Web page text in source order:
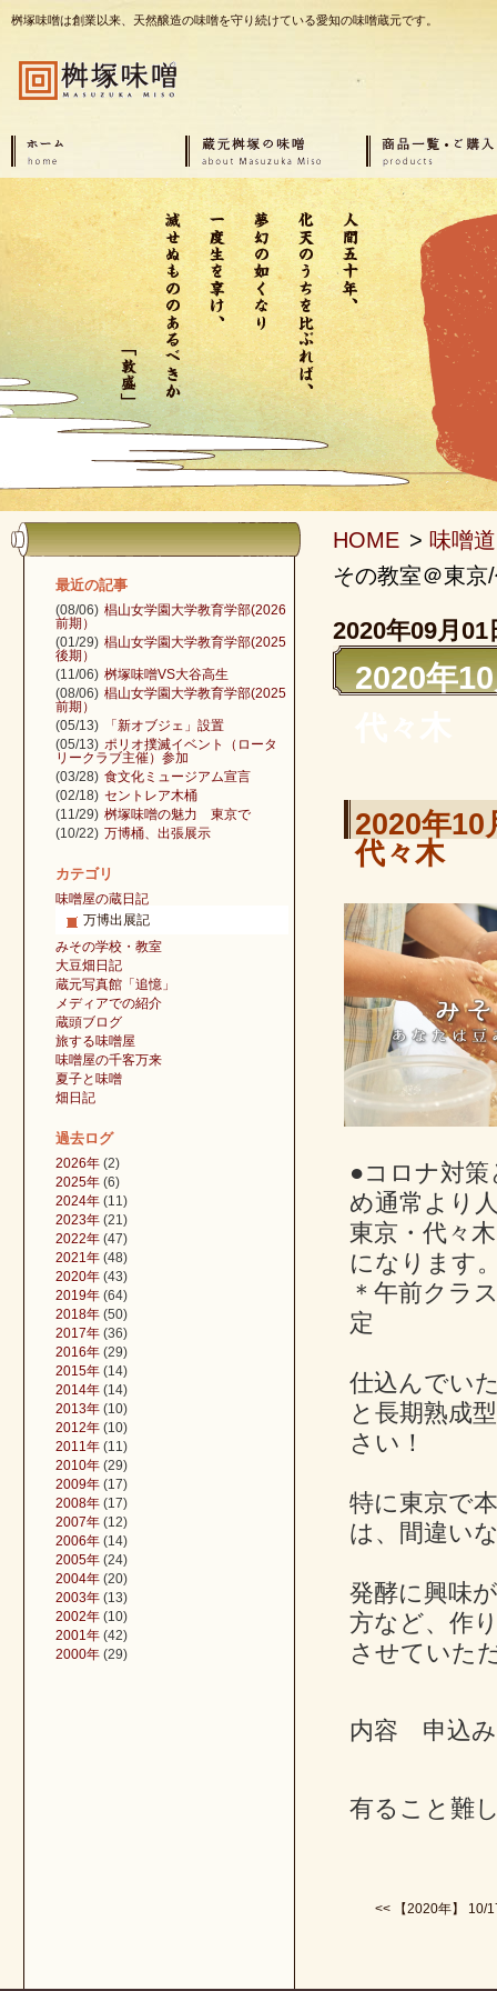
桝塚味噌は創業以来、天然醸造の味噌を守り続けている愛知の味噌蔵元です。
HOME > 味噌道
その教室＠東京
2020年09月01
2020年
2020年10
代々木
●コロナ対
め通常より
東京・代々
になります
＊午前クラ
定
仕込んでい
と長期熟成
さい！
特に東京で
は、間違い
発酵に興味
方など、作
させていた
内容 申込
有ること難
<< 【2020年】 10/
最近の記事
(08/06) 椙山女学園大学教育学部(2026
前期）
(01/29) 椙山女学園大学教育学部(2025
後期）
(11/06) 桝塚味噌VS大谷高生
(08/06) 椙山女学園大学教育学部(2025
前期）
(05/13)
「新オブジェ」設置
(05/13) ポリオ撲滅イベント（ロータ
リークラブ主催）参加
(03/28) 食文化ミュージアム宣言
(02/18) セントレア木桶
(11/29) 桝塚味噌の魅力 東京で
(10/22) 万博桶、出張展示
カテゴリ
味噌屋の蔵日記
万博出展記
みその学校・教室
大豆畑日記
蔵元写真館「追憶」
メディアでの紹介
蔵頭ブログ
旅する味噌屋
味噌屋の千客万来
夏子と味噌
畑日記
過去ログ
2026年 (2)
2025年 (6)
2024年 (11)
2023年 (21)
2022年 (47)
2021年 (48)
2020年 (43)
2019年 (64)
2018年 (50)
2017年 (36)
2016年 (29)
2015年 (14)
2014年 (14)
2013年 (10)
2012年 (10)
2011年 (11)
2010年 (29)
2009年 (17)
2008年 (17)
2007年 (12)
2006年 (14)
2005年 (24)
2004年 (20)
2003年 (13)
2002年 (10)
2001年 (42)
2000年 (29)